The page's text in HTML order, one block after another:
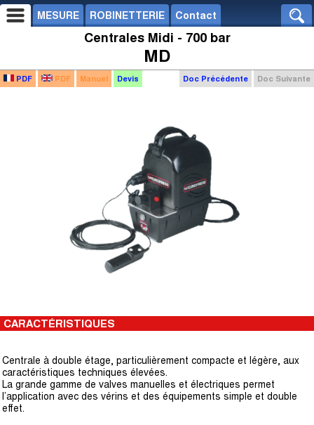
MESURE ROBINETTERIE Contact
Centrales Midi - 700 bar
MD
Doc Précédente Doc Suivante
PDF PDF Manuel Devis
CARACTÉRISTIQUES
Centrale à double étage, particulièrement compacte et légère, aux
caractéristiques techniques élevées.
La grande gamme de valves manuelles et électriques permet
l’application avec des vérins et des équipements simple et double
effet.